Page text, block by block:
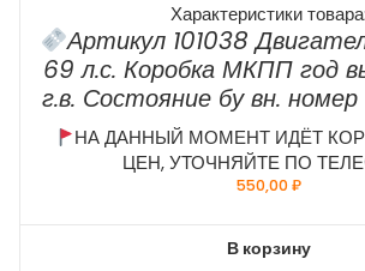
Характеристики товара:
Артикул 101038
69 л.с. Коробка МКПП год
г.в. Состояние бу вн.
НА ДАННЫЙ МОМЕНТ ИДЁТ
ЦЕН, УТОЧНЯЙТЕ ПО
550,00₽
В корзину